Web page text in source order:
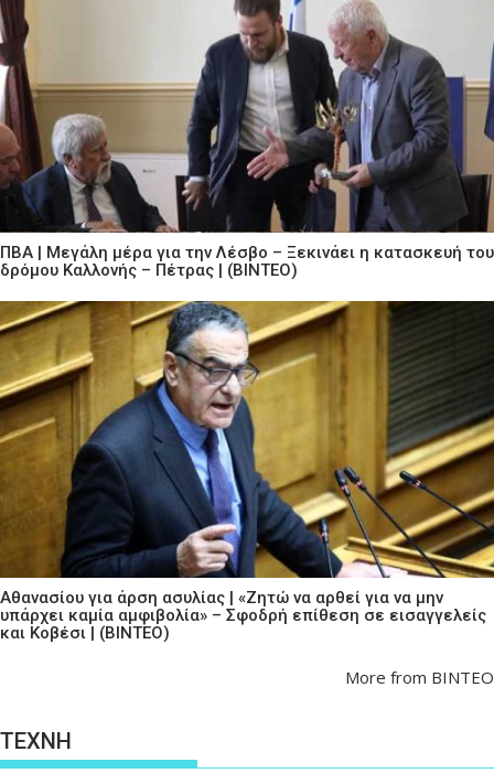
ΠΒΑ | Μεγάλη μέρα για την Λέσβο – Ξεκινάει η κατασκευή του
δρόμου Καλλονής – Πέτρας | (ΒΙΝΤΕΟ)
Αθανασίου για άρση ασυλίας | «Ζητώ να αρθεί για να μην
υπάρχει καμία αμφιβολία» – Σφοδρή επίθεση σε εισαγγελείς
και Κοβέσι | (ΒΙΝΤΕΟ)
More from ΒΙΝΤΕΟ
ΤΕΧΝΗ